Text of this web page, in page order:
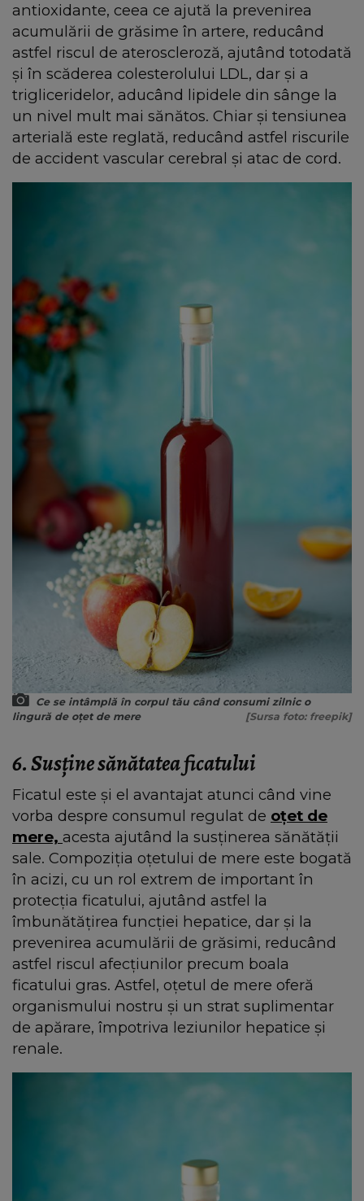
antioxidante, ceea ce ajută la prevenirea
acumulării de grăsime în artere, reducând
astfel riscul de ateroscleroză, ajutând totodată
și în scăderea colesterolului LDL, dar și a
trigliceridelor, aducând lipidele din sânge la
un nivel mult mai sănătos. Chiar și tensiunea
arterială este reglată, reducând astfel riscurile
de accident vascular cerebral și atac de cord.
Ce se intâmplă în corpul tău când consumi zilnic o
lingură de oțet de mere
[Sursa foto: freepik]
6. Susține sănătatea ficatului
Ficatul este și el avantajat atunci când vine
vorba despre consumul regulat de oțet de
mere, acesta ajutând la susținerea sănătății
sale. Compoziția oțetului de mere este bogată
în acizi, cu un rol extrem de important în
protecția ficatului, ajutând astfel la
îmbunătățirea funcției hepatice, dar și la
prevenirea acumulării de grăsimi, reducând
astfel riscul afecțiunilor precum boala
ficatului gras. Astfel, oțetul de mere oferă
organismului nostru și un strat suplimentar
de apărare, împotriva leziunilor hepatice și
renale.